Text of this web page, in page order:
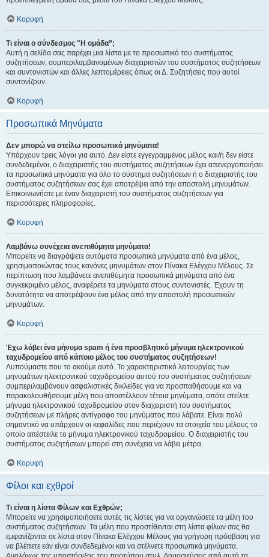
Κορυφή
Τι είναι ο σύνδεσμος "Η ομάδα”;
Αυτή η σελίδα σας παρέχει μια λίστα με το προσωπικό του συστήματος
συζητήσεων, συμπεριλαμβανομένων διαχειριστών του συστήματος συζητήσεων
και συντονιστών και άλλες λεπτομέρειες όπως οι Δ. Συζητήσεις που αυτοί
συντονίζουν.
Κορυφή
Προσωπικά Μηνύματα
Δεν μπορώ να στείλω προσωπικά μηνύματα!
Υπάρχουν τρεις λόγοι για αυτό. Δεν είστε εγγεγραμμένος μέλος και/ή δεν είστε
συνδεδεμένοι, ο διαχειριστής του συστήματος συζητήσεων έχει απενεργοποιήσει
τα προσωπικά μηνύματα για όλο το σύστημα συζητήσεων ή ο διαχειριστής του
συστήματος συζητήσεων σας έχει αποτρέψει από την αποστολή μηνυμάτων.
Επικοινωνήστε με έναν διαχειριστή του συστήματος συζητήσεων για
περισσότερες πληροφορίες.
Κορυφή
Λαμβάνω συνέχεια ανεπιθύμητα μηνύματα!
Μπορείτε να διαγράψετε αυτόματα προσωπικά μηνύματα από ένα μέλος,
χρησιμοποιώντας τους κανόνες μηνυμάτων στον Πίνακα Ελέγχου Μέλους. Σε
περίπτωση που λαμβάνετε ανεπιθύμητα προσωπικά μηνύματα από ένα
συγκεκριμένο μέλος, αναφέρετε τα μηνύματα στους συντονιστές. Έχουν τη
δυνατότητα να αποτρέψουν ένα μέλος από την αποστολή προσωπικών
μηνυμάτων.
Κορυφή
Έχω λάβει ένα μήνυμα spam ή ένα προσβλητικό μήνυμα ηλεκτρονικού
ταχυδρομείου από κάποιο μέλος του συστήματος συζητήσεων!
Λυπούμαστε που το ακούμε αυτό. Το χαρακτηριστικό λειτουργίας των
μηνυμάτων ηλεκτρονικού ταχυδρομείου αυτού του συστήματος συζητήσεων
συμπεριλαμβάνουν ασφαλιστικές δικλείδες για να προσπαθήσουμε και να
παρακολουθήσουμε μέλη που αποστέλλουν τέτοια μηνύματα, οπότε στείλτε
μήνυμα ηλεκτρονικού ταχυδρομείου στον διαχειριστή του συστήματος
συζητήσεων με πλήρες αντίγραφο του μηνύματος που λάβατε. Είναι πολύ
σημαντικό να υπάρχουν οι κεφαλίδες που περιέχουν τα στοιχεία του μέλους το
οποίο απέστειλε το μήνυμα ηλεκτρονικού ταχυδρομείου. Ο διαχειριστής του
συστήματος συζητήσεων μπορεί στη συνέχεια να λάβει μέτρα.
Κορυφή
Φίλοι και εχθροί
Τι είναι η λίστα Φίλων και Εχθρών;
Μπορείτε να χρησιμοποιήσετε αυτές τις λίστες για να οργανώσετε τα μέλη του
συστήματος συζητήσεων. Τα μέλη που προστίθενται στη λίστα φίλων σας θα
εμφανίζονται σε λίστα στον Πίνακα Ελέγχου Μέλους για γρήγορη πρόσβαση για
να βλέπετε εάν είναι συνδεδεμένοι και να στέλνετε προσωπικά μηνύματα.